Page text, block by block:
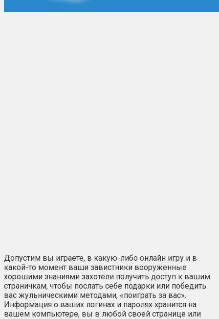
Допустим вы играете, в какую-либо онлайн игру и в
какой-то момент ваши завистники вооруженные
хорошими знаниями захотели получить доступ к вашим
страничкам, чтобы послать себе подарки или победить
вас жульническими методами, «поиграть за вас».
Информация о ваших логинах и паролях хранится на
вашем компьютере, вы в любой своей странице или